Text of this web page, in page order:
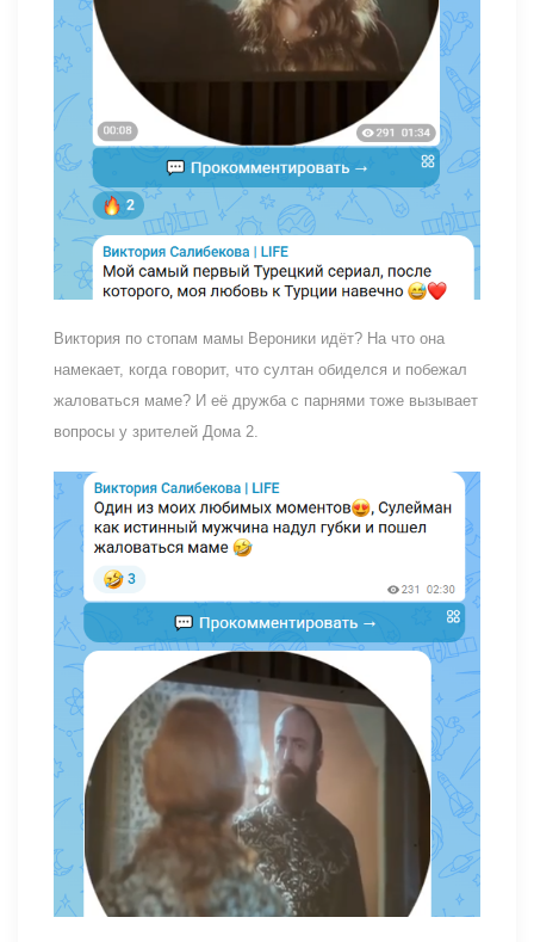
Виктория по стопам мамы Вероники идёт? На что она
намекает, когда говорит, что султан обиделся и побежал
жаловаться маме? И её дружба с парнями тоже вызывает
вопросы у зрителей Дома 2.